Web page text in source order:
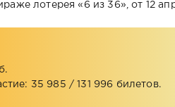
лотерея «6 из 36», от 12
35 985 / 131 996 билетов.